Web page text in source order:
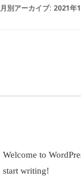
月別アーカイブ: 2021年
Welcome to
start writing!